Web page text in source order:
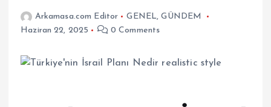
Arkamasa.com Editor GENEL,GÜNDEM
Haziran 22, 2025
0 Comments